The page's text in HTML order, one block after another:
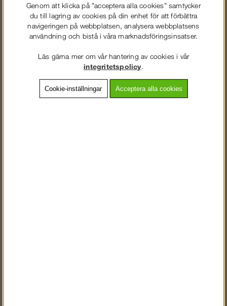
Vändbar Beanie
Logo bälte
(metallspänne)
Genom att klicka på "acceptera alla cookies" samtycker
du till lagring av cookies på din enhet för att förbättra
navigeringen på webbplatsen, analysera webbplatsens
användning och bistå i våra marknadsföringsinsatser.
Läs gärna mer om vår hantering av cookies i vår
integritetspolicy.
Cookie-inställningar Acceptera alla cookies